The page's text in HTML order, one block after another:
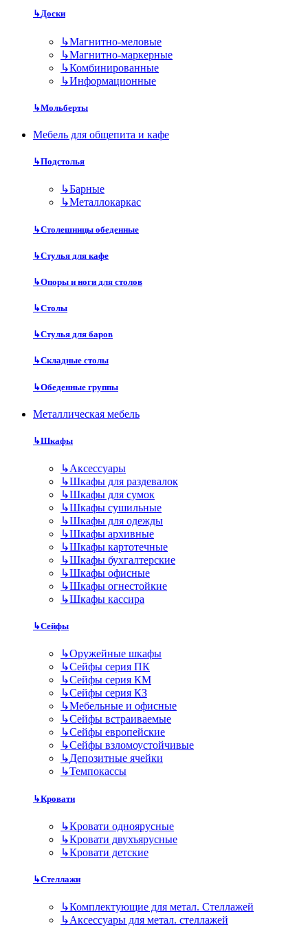
↳Доски
↳Магнитно-меловые
↳Магнитно-маркерные
↳Комбинированные
↳Информационные
↳Мольберты
Мебель для общепита и кафе
↳Подстолья
↳Барные
↳Металлокаркас
↳Столешницы обеденные
↳Стулья для кафе
↳Опоры и ноги для столов
↳Столы
↳Стулья для баров
↳Складные столы
↳Обеденные группы
Металлическая мебель
↳Шкафы
↳Аксессуары
↳Шкафы для раздевалок
↳Шкафы для сумок
↳Шкафы сушильные
↳Шкафы для одежды
↳Шкафы архивные
↳Шкафы картотечные
↳Шкафы бухгалтерские
↳Шкафы офисные
↳Шкафы огнестойкие
↳Шкафы кассира
↳Сейфы
↳Оружейные шкафы
↳Сейфы серия ПК
↳Сейфы серия КМ
↳Сейфы серия КЗ
↳Мебельные и офисные
↳Сейфы встраиваемые
↳Сейфы европейские
↳Сейфы взломоустойчивые
↳Депозитные ячейки
↳Темпокассы
↳Кровати
↳Кровати одноярусные
↳Кровати двухъярусные
↳Кровати детские
↳Стеллажи
↳Комплектующие для метал. Стеллажей
↳Аксессуары для метал. стеллажей